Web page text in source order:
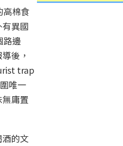
高棉食
異國
路邊
後，
trap
唯一
庸置
的文